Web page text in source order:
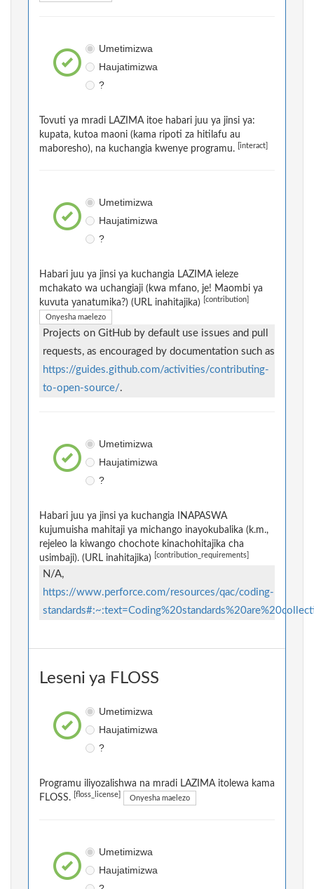
Umetimizwa
Haujatimizwa
?
Tovuti ya mradi LAZIMA itoe habari juu ya jinsi ya:
kupata, kutoa maoni (kama ripoti za hitilafu au
maboresho), na kuchangia kwenye programu.
[interact]
Umetimizwa
Haujatimizwa
?
Habari juu ya jinsi ya kuchangia LAZIMA ieleze
mchakato wa uchangiaji (kwa mfano, je! Maombi ya
kuvuta yanatumika?) (URL inahitajika)
[contribution]
Onyesha maelezo
Projects on GitHub by default use issues and pull
requests, as encouraged by documentation such as
https://guides.github.com/activities/contributing-
to-open-source/.
Umetimizwa
Haujatimizwa
?
Habari juu ya jinsi ya kuchangia INAPASWA
kujumuisha mahitaji ya michango inayokubalika (k.m.,
rejeleo la kiwango chochote kinachohitajika cha
usimbaji). (URL inahitajika)
[contribution_requirements]
N/A,
https://www.perforce.com/resources/qac/coding-
Leseni ya FLOSS
Umetimizwa
Haujatimizwa
?
Programu iliyozalishwa na mradi LAZIMA itolewa kama
FLOSS.
[floss_license] Onyesha maelezo
Umetimizwa
Haujatimizwa